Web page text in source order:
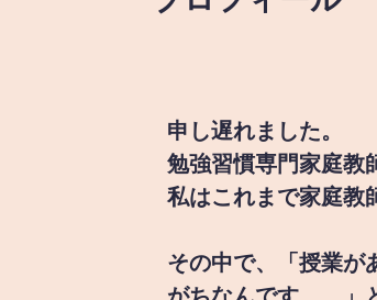
申し遅れました。
勉強習慣専門家庭教
私はこれまで家庭教
その中で、「授業が